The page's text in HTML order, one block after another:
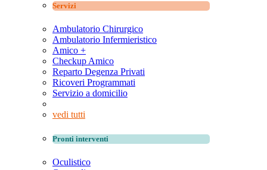
Servizi
Ambulatorio Chirurgico
Ambulatorio Infermieristico
Amico +
Checkup Amico
Reparto Degenza Privati
Ricoveri Programmati
Servizio a domicilio
vedi tutti
Pronti interventi
Oculistico